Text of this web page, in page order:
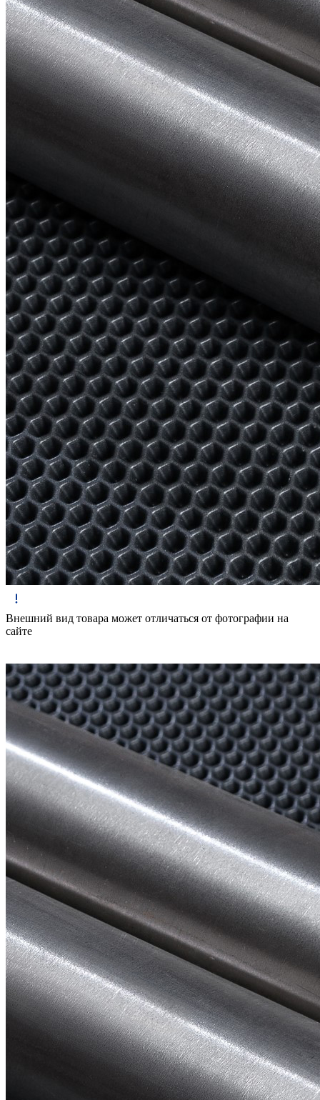
Внешний вид товара может отличаться от фотографии на
сайте